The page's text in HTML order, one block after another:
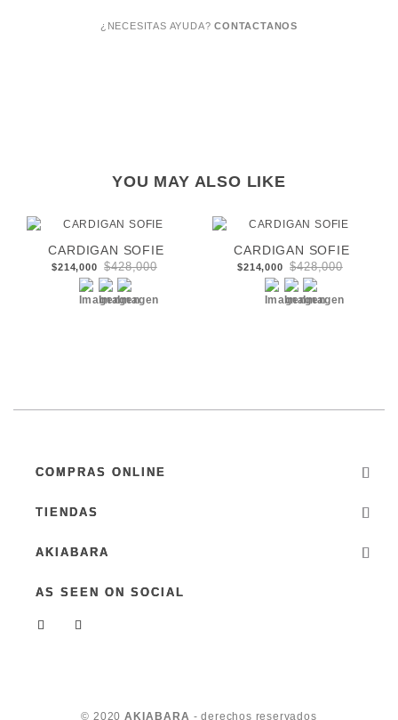
¿NECESITAS AYUDA?CONTACTANOS
YOU MAY ALSO LIKE
CARDIGAN SOFIE
$214,000 $428,000
CARDIGAN SOFIE
$214,000 $428,000
COMPRAS ONLINE
TIENDAS
AKIABARA
AS SEEN ON SOCIAL
© 2020 AKIABARA - derechos reservados